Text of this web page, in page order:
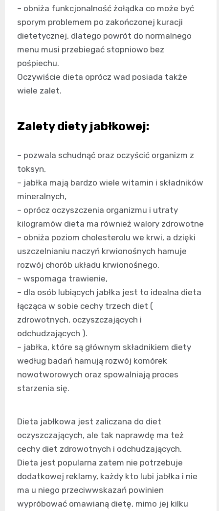
– obniża funkcjonalność żołądka co może być
sporym problemem po zakończonej kuracji
dietetycznej, dlatego powrót do normalnego
menu musi przebiegać stopniowo bez
pośpiechu.
Oczywiście dieta oprócz wad posiada także
wiele zalet.
Zalety diety jabłkowej:
– pozwala schudnąć oraz oczyścić organizm z
toksyn,
– jabłka mają bardzo wiele witamin i składników
mineralnych,
– oprócz oczyszczenia organizmu i utraty
kilogramów dieta ma również walory zdrowotne
– obniża poziom cholesterolu we krwi, a dzięki
uszczelnianiu naczyń krwionośnych hamuje
rozwój chorób układu krwionośnego,
– wspomaga trawienie,
– dla osób lubiących jabłka jest to idealna dieta
łącząca w sobie cechy trzech diet (
zdrowotnych, oczyszczających i
odchudzających ).
– jabłka, które są głównym składnikiem diety
według badań hamują rozwój komórek
nowotworowych oraz spowalniają proces
starzenia się.
Dieta jabłkowa jest zaliczana do diet
oczyszczających, ale tak naprawdę ma też
cechy diet zdrowotnych i odchudzających.
Dieta jest popularna zatem nie potrzebuje
dodatkowej reklamy, każdy kto lubi jabłka i nie
ma u niego przeciwwskazań powinien
wypróbować omawianą dietę, mimo jej kilku